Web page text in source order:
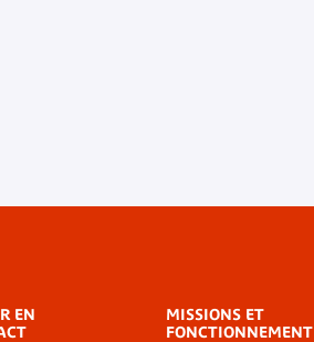
EN
MISSIONS ET
FONCTIONNEMENT